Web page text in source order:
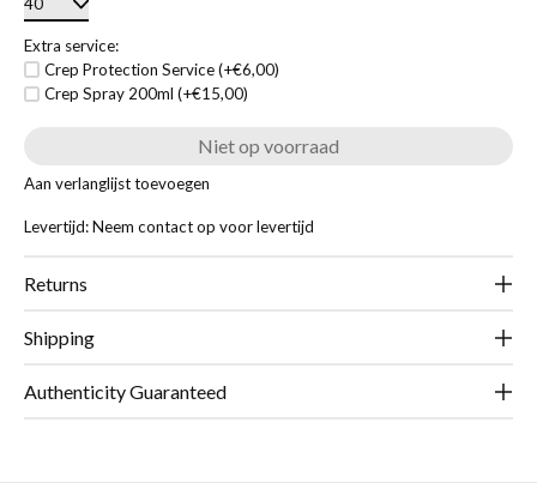
Extra service:
Crep Protection Service (+€6,00)
Crep Spray 200ml (+€15,00)
Niet op voorraad
Aan verlanglijst toevoegen
Levertijd: Neem contact op voor levertijd
Returns
Shipping
Authenticity Guaranteed